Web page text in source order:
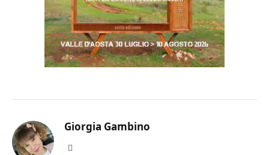
Giorgia Gambino